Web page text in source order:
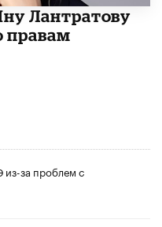
Лантратову
правам
из-за проблем с